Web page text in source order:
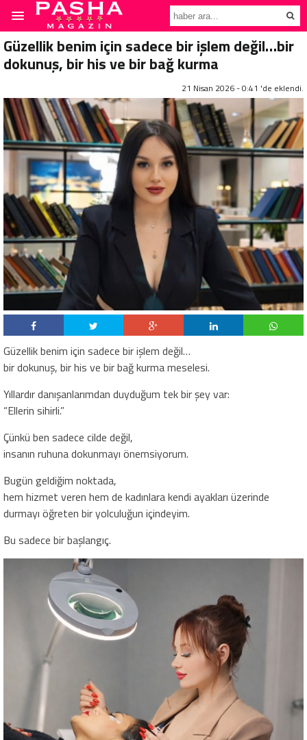
Güzellik benim için sadece bir işlem değil…bir
dokunuş, bir his ve bir bağ kurma
21 Nisan 2026 - 0:41 'de eklendi.
Güzellik benim için sadece bir işlem değil…
bir dokunuş, bir his ve bir bağ kurma meselesi.
Yıllardır danışanlarımdan duyduğum tek bir şey var:
“Ellerin sihirli.”
Çünkü ben sadece cilde değil,
insanın ruhuna dokunmayı önemsiyorum.
Bugün geldiğim noktada,
hem hizmet veren hem de kadınlara kendi ayakları üzerinde
durmayı öğreten bir yolculuğun içindeyim.
Bu sadece bir başlangıç.